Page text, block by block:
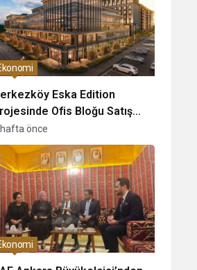
Eska Edition
Ofis Bloğu Satış
Başladı
önce